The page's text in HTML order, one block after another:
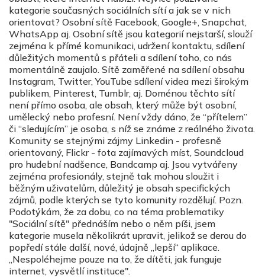
kategorie současných sociálních sítí a jak se v nich
orientovat? Osobní sítě Facebook, Google+, Snapchat,
WhatsApp aj. Osobní sítě jsou kategorií nejstarší, slouží
zejména k přímé komunikaci, udržení kontaktu, sdílení
důležitých momentů s přáteli a sdílení toho, co nás
momentálně zaujalo. Sítě zaměřené na sdílení obsahu
Instagram, Twitter, YouTube sdílení videa mezi širokým
publikem, Pinterest, Tumblr, aj. Doménou těchto sítí
není přímo osoba, ale obsah, který může být osobní,
umělecký nebo profesní. Není vždy dáno, že “přítelem”
či “sledujícím” je osoba, s níž se známe z reálného života.
Komunity se stejnými zájmy Linkedin - profesně
orientovaný, Flickr - fota zajímavých míst, Soundcloud
pro hudební nadšence, Bandcamp aj. Jsou vytvářeny
zejména profesionály, stejně tak mohou sloužit i
běžným uživatelům, důležitý je obsah specifických
zájmů, podle kterých se tyto komunity rozdělují. Pozn.
Podotýkám, že za dobu, co na téma problematiky
"Sociální sítě" přednáším nebo o něm píši, jsem
kategorie musela několikrát upravit, jelikož se derou do
popředí stále další, nové, údajně „lepší“ aplikace.
„Nespoléhejme pouze na to, že dítěti, jak funguje
internet, vysvětlí instituce".